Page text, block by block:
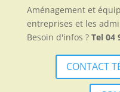
Aménagement et
entreprises et les
Besoin d'infos ? Tel 04
CONTACT